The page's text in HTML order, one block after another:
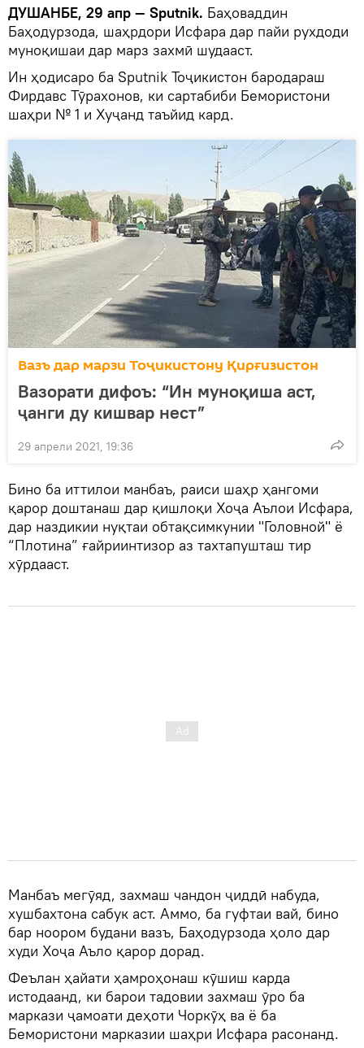
ДУШАНБЕ, 29 апр — Sputnik. Баҳоваддин
Баҳодурзода, шаҳрдори Исфара дар пайи рухдоди
муноқишаи дар марз захмӣ шудааст.
Ин ҳодисаро ба Sputnik Тоҷикистон бародараш
Фирдавс Тӯрахонов, ки сартабиби Бемористони
шаҳри № 1 и Хуҷанд таъйид кард.
Вазъ дар марзи Тоҷикистону Қирғизистон
Вазорати дифоъ: “Ин муноқиша аст,
ҷанги ду кишвар нест”
29 апрели 2021, 19:36
Бино ба иттилои манбаъ, раиси шаҳр ҳангоми
қарор доштанаш дар қишлоқи Хоҷа Аълои Исфара,
дар наздикии нуқтаи обтақсимкунии "Головной" ё
“Плотина” ғайриинтизор аз тахтапушташ тир
хӯрдааст.
Манбаъ мегӯяд, захмаш чандон ҷиддӣ набуда,
хушбахтона сабук аст. Аммо, ба гуфтаи вай, бино
бар ноором будани вазъ, Баҳодурзода ҳоло дар
худи Хоҷа Аъло қарор дорад.
Феълан ҳайати ҳамроҳонаш кӯшиш карда
истодаанд, ки барои тадовии захмаш ӯро ба
маркази ҷамоати деҳоти Чоркӯҳ ва ё ба
Бемористони марказии шаҳри Исфара расонанд.